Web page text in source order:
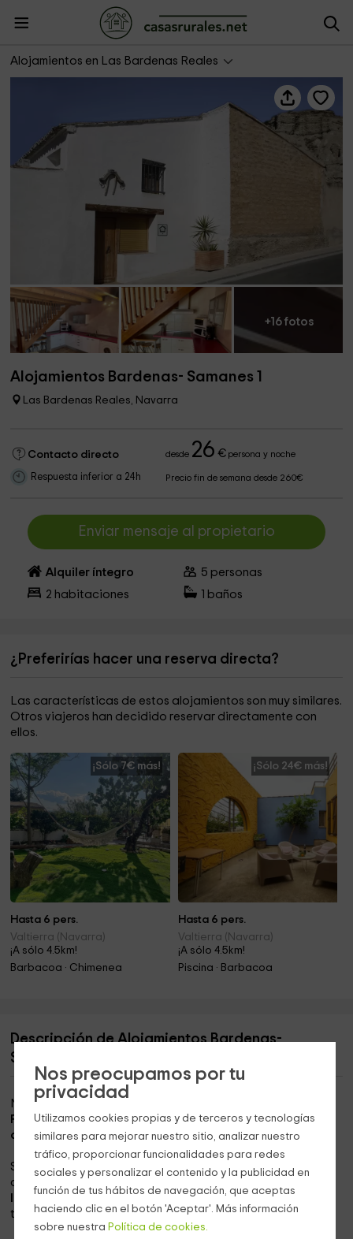
Nos preocupamos por tu
privacidad
Utilizamos cookies propias y de terceros y tecnologías
similares para mejorar nuestro sitio, analizar nuestro
tráfico, proporcionar funcionalidades para redes
sociales y personalizar el contenido y la publicidad en
función de tus hábitos de navegación, que aceptas
haciendo clic en el botón 'Aceptar'. Más información
sobre nuestra Política de cookies.
Alojamientos en Las Bardenas Reales
Alojamientos Bardenas- Samanes 1
+16 fotos
Alojamientos Bardenas- Samanes 1
Las Bardenas Reales, Navarra
Contacto directo desde 26 €persona y noche
Respuesta inferior a 24h Precio fin de semana desde 260€
Enviar mensaje al propietario
Alquiler íntegro 5 personas
2 habitaciones baños
¿Preferirías hacer una reserva directa?
Las características de estos alojamientos son muy similares.
Otros viajeros han decidido reservar directamente con
ellos.
¡Sólo 7€ más!
Hasta 6 pers.
Valtierra (Navarra)
¡A sólo 4.5km!
Barbacoa · Chimenea
¡Sólo 24€ más!
Hasta 6 pers.
Valtierra (Navarra)
¡A sólo 4.5km!
Piscina · Barbacoa
Descripción de Alojamientos Bardenas-
Samanes 1
Nuestra vivienda se encuentra
Foral de Navarra, en la que vais a poder conocer,dentro
del término de Tudela,lapoblación de Arguedas.
Se trata de una de las mejores localizaciones, contando
con el
y unas posibilidades en cuanto a
turismo activo que son espectaculares.